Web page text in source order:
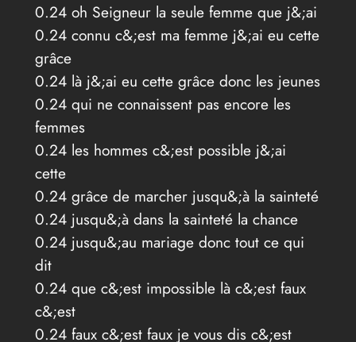
0.24 oh Seigneur la seule femme que j&;ai
0.24 connu c&;est ma femme j&;ai eu cette
grâce
0.24 là j&;ai eu cette grâce donc les jeunes
0.24 qui ne connaissent pas encore les
femmes
0.24 les hommes c&;est possible j&;ai
cette
0.24 grâce de marcher jusqu&;à la sainteté
0.24 jusqu&;à dans la sainteté la chance
0.24 jusqu&;au mariage donc tout ce qui
dit
0.24 que c&;est impossible là c&;est faux
c&;est
0.24 faux c&;est faux je vous dis c&;est